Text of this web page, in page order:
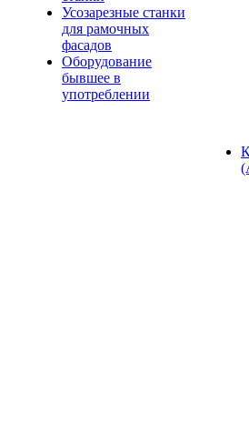
Усозарезные станки
для рамочных
фасадов
Оборудование
бывшее в
употреблении